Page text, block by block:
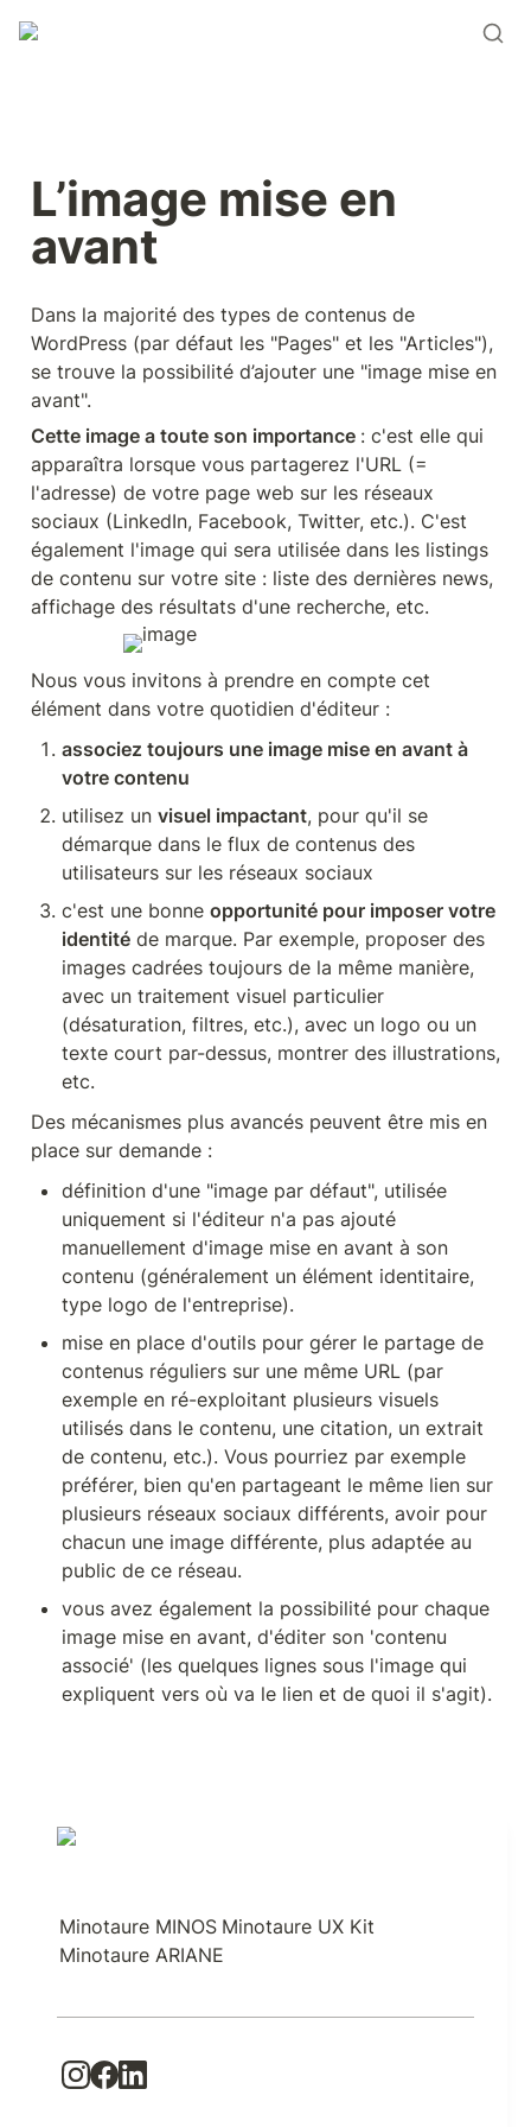
L’image mise en
avant
Dans la majorité des types de contenus de
WordPress (par défaut les "Pages" et les "Articles"),
se trouve la possibilité d’ajouter une "image mise en
avant".
Cette image a toute son importance : c'est elle qui
apparaîtra lorsque vous partagerez l'URL (=
l'adresse) de votre page web sur les réseaux
sociaux (LinkedIn, Facebook, Twitter, etc.). C'est
également l'image qui sera utilisée dans les listings
de contenu sur votre site : liste des dernières news,
affichage des résultats d'une recherche, etc.
Nous vous invitons à prendre en compte cet
élément dans votre quotidien d'éditeur :
associez toujours une image mise en avant à
votre contenu
utilisez un visuel impactant, pour qu'il se
démarque dans le flux de contenus des
utilisateurs sur les réseaux sociaux
c'est une bonne opportunité pour imposer votre
identité de marque. Par exemple, proposer des
images cadrées toujours de la même manière,
avec un traitement visuel particulier
(désaturation, filtres, etc.), avec un logo ou un
texte court par-dessus, montrer des illustrations,
etc.
Des mécanismes plus avancés peuvent être mis en
place sur demande :
définition d'une "image par défaut", utilisée
uniquement si l'éditeur n'a pas ajouté
manuellement d'image mise en avant à son
contenu (généralement un élément identitaire,
type logo de l'entreprise).
mise en place d'outils pour gérer le partage de
contenus réguliers sur une même URL (par
exemple en ré-exploitant plusieurs visuels
utilisés dans le contenu, une citation, un extrait
de contenu, etc.). Vous pourriez par exemple
préférer, bien qu'en partageant le même lien sur
plusieurs réseaux sociaux différents, avoir pour
chacun une image différente, plus adaptée au
public de ce réseau.
vous avez également la possibilité pour chaque
image mise en avant, d'éditer son 'contenu
associé' (les quelques lignes sous l'image qui
expliquent vers où va le lien et de quoi il s'agit).
Minotaure MINOS Minotaure UX Kit
Minotaure ARIANE